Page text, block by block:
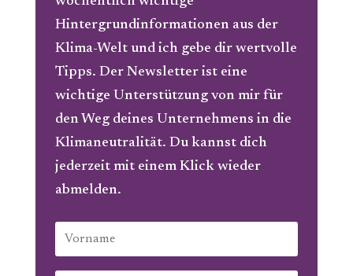
Hintergrundinformationen aus der
Klima-Welt und ich gebe dir wertvolle
Tipps. Der Newsletter ist eine
wichtige Unterstützung von mir für
den Weg deines Unternehmens in die
Klimaneutralität. Du kannst dich
jederzeit mit einem Klick wieder
abmelden.